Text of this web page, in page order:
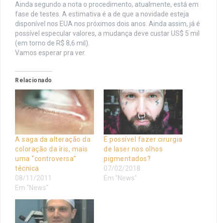
Ainda segundo a nota o procedimento, atualmente, está em
fase de testes. A estimativa é a de que a novidade esteja
disponível nos EUA nos próximos dois anos. Ainda assim, já é
possível especular valores, a mudança deve custar US$ 5 mil
(em torno de R$ 8,6 mil).
Vamos esperar pra ver.
Relacionado
A saga da alteração da
coloração da íris, mais
uma “controversa”
técnica
08/11/2011
Em "News"
É possível fazer cirurgia
de laser nos olhos
pigmentados?
07/02/2018
Em "News"